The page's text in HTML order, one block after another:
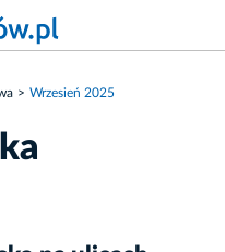
Wrzesień 2025